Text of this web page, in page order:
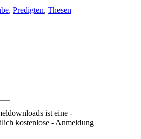
, Predigten, Thesen
ist eine -
kostenlose - Anmeldung